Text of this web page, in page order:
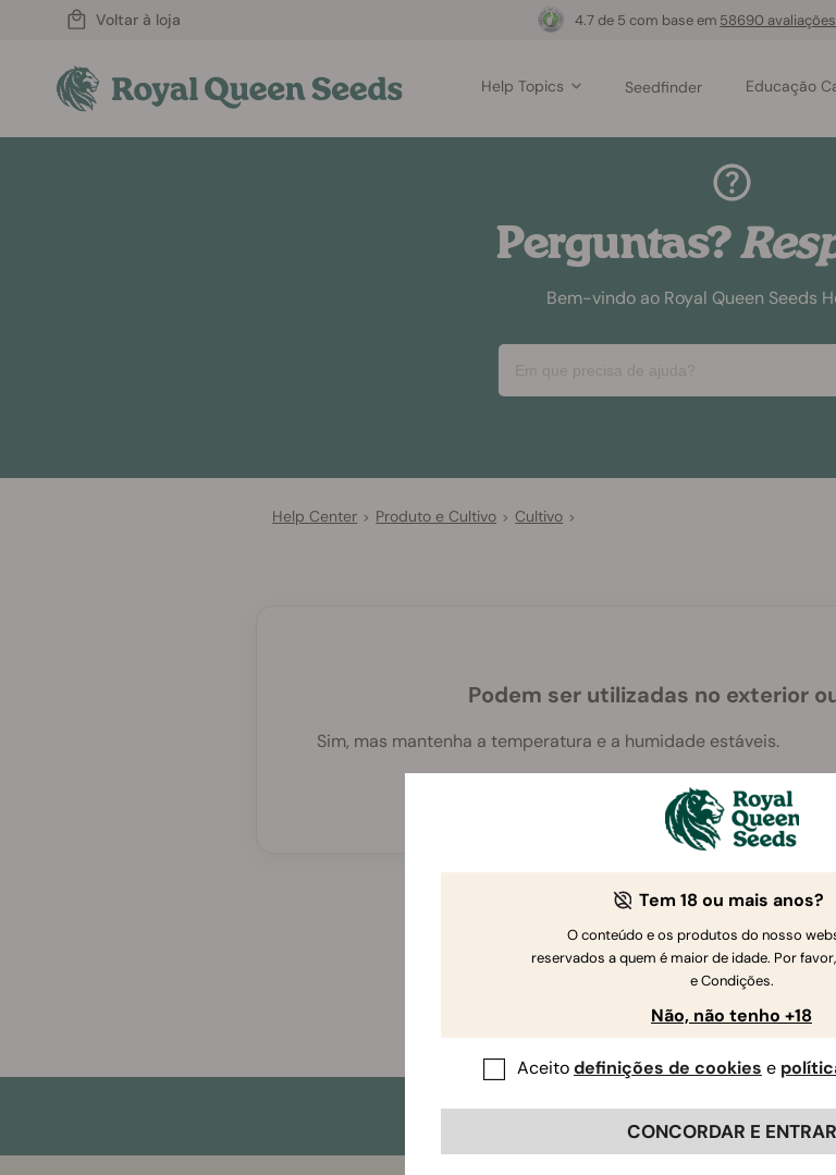
Voltar à loja 4.7 de 5 com base em 58690 avaliações
Help Topics Seedfinder Educação
Perguntas?
Bem-vindo ao Royal Queen Seeds
Help Center > Produto e Cultivo > Cultivo >
Podem ser utilizadas no exterior
Sim, mas mantenha a temperatura e a humidade estáveis.
Se tiver mais perguntas,
Tem 18 ou mais anos?
O conteúdo e os produtos do nosso
reservados a quem é maior de idade. Por
e Condições.
Não, não tenho +18
Aceitodefinições de cookies e
CONCORDAR E ENTRAR